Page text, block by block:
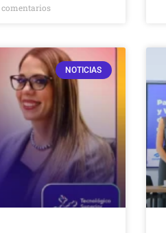
comentarios
NOTICIAS